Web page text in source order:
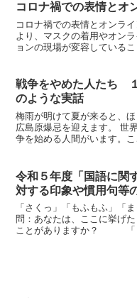
コロナ禍での表情とオ
コロナ禍での表情とオンラ
より、マスクの着用やオン
ョンの現場が変容している
す。元来、私たちはコミュ
戦争をやめた人たち
のような実話
梅雨が明けて夏が来ると、
広島原爆忌を迎えます。 世
争を始める人間がいます。
をやめた人たち ・・・
令和５年度「国語に
対する印象や慣用句等
「さくっ」「もふもふ」「
問：あなたは、ここに挙げ
ことがありますか？ 「し
意味で「がっつり食べよう